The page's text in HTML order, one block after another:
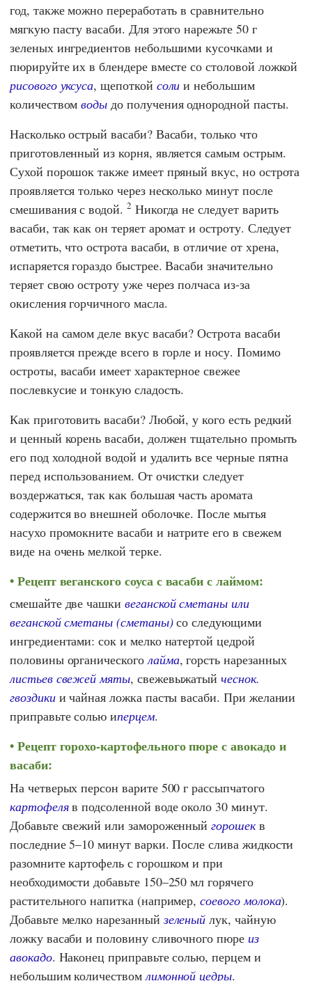
год, также можно переработать в сравнительно
мягкую пасту васаби. Для этого нарежьте 50 г
зеленых ингредиентов небольшими кусочками и
пюрируйте их в блендере вместе со столовой ложкой
рисового уксуса, щепоткой соли и небольшим
количествомводы до получения однородной пасты.
Насколько острый васаби? Васаби, только что
приготовленный из корня, является самым острым.
Сухой порошок также имеет пряный вкус, но острота
проявляется только через несколько минут после
смешивания с водой. 2 Никогда не следует варить
васаби, так как он теряет аромат и остроту. Следует
отметить, что острота васаби, в отличие от хрена,
испаряется гораздо быстрее. Васаби значительно
теряет свою остроту уже через полчаса из-за
окисления горчичного масла.
Какой на самом деле вкус васаби? Острота васаби
проявляется прежде всего в горле и носу. Помимо
остроты, васаби имеет характерное свежее
послевкусие и тонкую сладость.
Как приготовить васаби? Любой, у кого есть редкий
и ценный корень васаби, должен тщательно промыть
его под холодной водой и удалить все черные пятна
перед использованием. От очистки следует
воздержаться, так как большая часть аромата
содержится во внешней оболочке. После мытья
насухо промокните васаби и натрите его в свежем
виде на очень мелкой терке.
Рецепт веганского соуса с васаби с лаймом:
смешайте две чашки веганской сметаны или
веганской сметаны (сметаны)со следующими
ингредиентами: сок и мелко натертой цедрой
половины органическоголайма, горсть нарезанных
листьев свежей мяты, свежевыжатыйчеснок.
гвоздикии чайная ложка пасты васаби. При желании
приправьте солью иперцем.
Рецепт горохо-картофельного пюре с авокадо и
васаби:
На четверых персон варите 500 г рассыпчатого
картофеляв подсоленной воде около 30 минут.
Добавьте свежий или замороженныйгорошекв
последние 5–10 минут варки. После слива жидкости
разомните картофель с горошком и при
необходимости добавьте 150–250 мл горячего
растительного напитка (например,соевого молока).
Добавьте мелко нарезанныйзеленый лук, чайную
ложку васаби и половину сливочного пюре из
авокадо. Наконец приправьте солью, перцем и
небольшим количеством лимонной цедры.